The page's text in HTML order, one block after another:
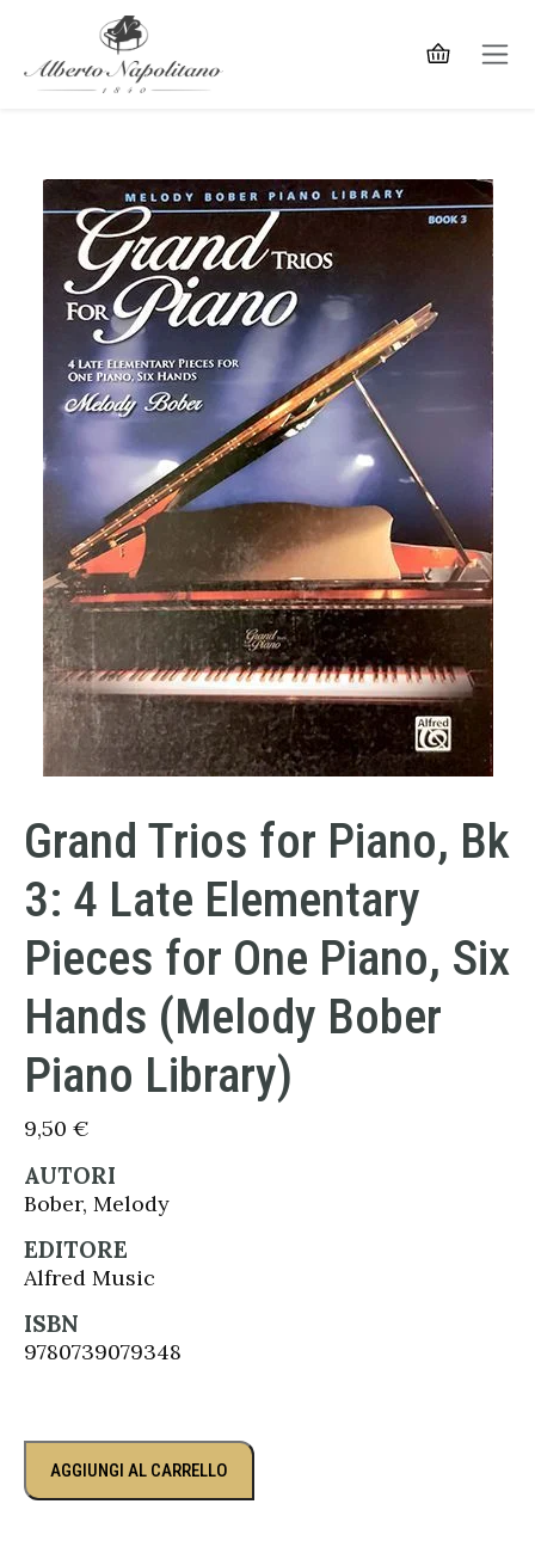
Grand Trios for Piano, Bk
3: 4 Late Elementary
Pieces for One Piano, Six
Hands (Melody Bober
Piano Library)
9,50 €
AUTORI
Bober, Melody
EDITORE
Alfred Music
ISBN
9780739079348
AGGIUNGI AL CARRELLO